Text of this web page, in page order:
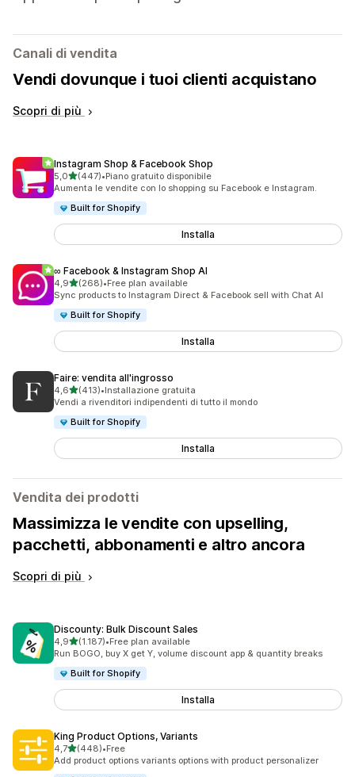
Canali di vendita
Vendi dovunque i tuoi clienti acquistano
Scopri di più
Instagram Shop & Facebook Shop
5,0stelle su 5
(447)
447 recensioni totali
•Piano gratuito disponibile
Aumenta le vendite con lo shopping su Facebook e Instagram.
Built for Shopify
Installa
∞ Facebook & Instagram Shop AI
4,9stelle su 5
(268)
268 recensioni totali
•Free plan available
Sync products to Instagram Direct & Facebook sell with Chat AI
Built for Shopify
Installa
Faire: vendita all'ingrosso
4,6stelle su 5
(413)
413 recensioni totali
•Installazione gratuita
Vendi a rivenditori indipendenti di tutto il mondo
Built for Shopify
Installa
Vendita dei prodotti
Massimizza le vendite con upselling,
pacchetti, abbonamenti e altro ancora
Scopri di più
Discounty: Bulk Discount Sales
4,9stelle su 5
(1.187)
1187 recensioni totali
•Free plan available
Run BOGO, buy X get Y, volume discount app & quantity breaks
Built for Shopify
Installa
King Product Options, Variants
4,7stelle su 5
(448)
448 recensioni totali
•Free
Add product options variants options with product personalizer